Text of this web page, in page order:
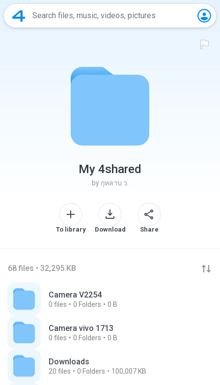
My 4shared
by กุหลาบ ว.
To library Download Share
68 files • 32,295 KB
Camera V2254
0 files 0 Folders 0 B
Camera vivo 1713
0 files 0 Folders 0 B
Downloads
20 files 0 Folders 100,007 KB